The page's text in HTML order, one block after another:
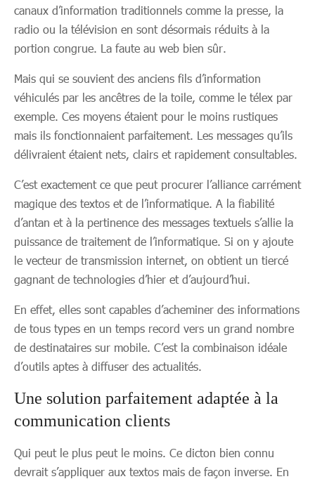
canaux d’information traditionnels comme la presse, la
radio ou la télévision en sont désormais réduits à la
portion congrue. La faute au web bien sûr.
Mais qui se souvient des anciens fils d’information
véhiculés par les ancêtres de la toile, comme le télex par
exemple. Ces moyens étaient pour le moins rustiques
mais ils fonctionnaient parfaitement. Les messages qu’ils
délivraient étaient nets, clairs et rapidement consultables.
C’est exactement ce que peut procurer l’alliance carrément
magique des textos et de l’informatique. A la fiabilité
d’antan et à la pertinence des messages textuels s’allie la
puissance de traitement de l’informatique. Si on y ajoute
le vecteur de transmission internet, on obtient un tiercé
gagnant de technologies d’hier et d’aujourd’hui.
En effet, elles sont capables d’acheminer des informations
de tous types en un temps record vers un grand nombre
de destinataires sur mobile. C’est la combinaison idéale
d’outils aptes à diffuser des actualités.
Une solution parfaitement adaptée à la
communication clients
Qui peut le plus peut le moins. Ce dicton bien connu
devrait s’appliquer aux textos mais de façon inverse. En